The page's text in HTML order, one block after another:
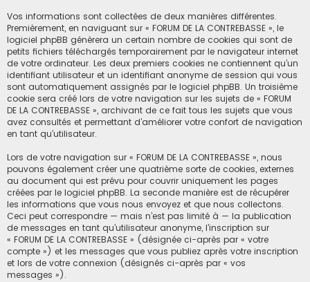
Vos informations sont collectées de deux manières différentes.
Premièrement, en naviguant sur « FORUM DE LA CONTREBASSE », le
logiciel phpBB génèrera un certain nombre de cookies qui sont de
petits fichiers téléchargés temporairement par le navigateur internet
de votre ordinateur. Les deux premiers cookies ne contiennent qu’un
identifiant utilisateur et un identifiant anonyme de session qui vous
sont automatiquement assignés par le logiciel phpBB. Un troisième
cookie sera créé lors de votre navigation sur les sujets de « FORUM
DE LA CONTREBASSE », archivant de ce fait tous les sujets que vous
avez consultés et permettant d’améliorer votre confort de navigation
en tant qu’utilisateur.
Lors de votre navigation sur « FORUM DE LA CONTREBASSE », nous
pouvons également créer une quatrième sorte de cookies, externes
au document qui est prévu pour couvrir uniquement les pages
créées par le logiciel phpBB. La seconde manière est de récupérer
les informations que vous nous envoyez et que nous collectons.
Ceci peut correspondre — mais n’est pas limité à — la publication
de messages en tant qu’utilisateur anonyme, l’inscription sur
« FORUM DE LA CONTREBASSE » (désignée ci-après par « votre
compte ») et les messages que vous publiez après votre inscription
et lors de votre connexion (désignés ci-après par « vos
messages »).